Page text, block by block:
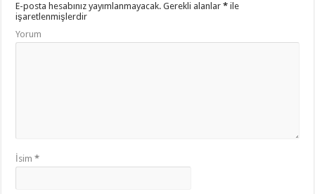
E-posta hesabınız yayımlanmayacak. Gerekli alanlar* ile
işaretlenmişlerdir
Yorum
İsim*